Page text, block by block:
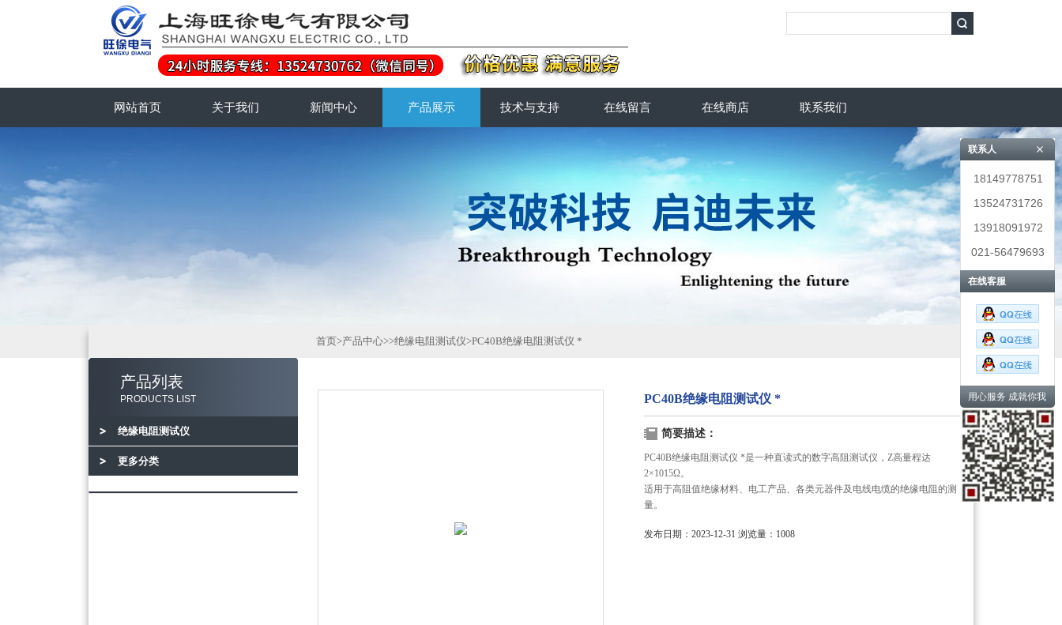
网站首页 关于我们 新闻中心 产品展示 技术与支持 在线留言 在线商店 联系我们
产品列表
PRODUCTS LIST
绝缘电阻测试仪
更多分类
首页>产品中心>>绝缘电阻测试仪>PC40B绝缘电阻测试仪 *
PC40B绝缘电阻测试仪 *
简要描述：
PC40B绝缘电阻测试仪 *是一种直读式的数字高阻测试仪，Z高量程达
2×1015Ω。
适用于高阻值绝缘材料、电工产品、各类元器件及电线电缆的绝缘电阻的测
量。
发布日期：2023-12-31 浏览量：1008
联系人
18149778751
13524731726
13918091972
021-56479693
在线客服
用心服务 成就你我